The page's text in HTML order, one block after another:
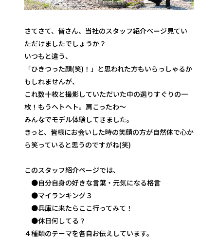
さてさて、皆さん、当社のスタッフ紹介ページ見てい
ただけましたでしょうか？
いつもと違う、
「ひきつった顔(笑)！」と思われた方もいらっしゃるか
もしれませんが、
これ数十枚と撮影していただいた中の選りすぐりの一
枚！もうヘトヘト。肩こったわ～
みんなでモデル体験してきました。
きっと、皆様にお会いした時の笑顔の方が自然体で心か
ら笑っていると思うのですがね(笑)
このスタッフ紹介ページでは、
●自分自身の好きな言葉・元気になる格言
●マイランキング３
●兵庫に来たらここ行ってみて！
●休日何してる？
４種類のテーマを各自お伝えしています。